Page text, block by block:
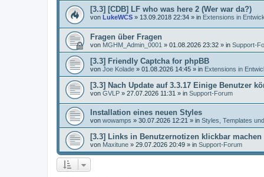
[3.3] [CDB] LF who was here 2 (Wer war da?)
von LukeWCS » 13.09.2018 22:34 » in Extensions in
Fragen über Fragen
von MGHM_Admin_0001 » 01.08.2026 23:32 » in Support-
[3.3] Friendly Captcha for phpBB
von Joe Kolade » 01.08.2026 14:45 » in Extensions in
[3.3] Nach Update auf 3.3.17 Einige Benutzer
von GVLP » 27.07.2026 11:31 » in Support-Forum
Installation eines neuen Styles
von wowamps » 30.07.2026 12:21 » in Styles, Templates
[3.3] Links in Benutzernotizen klickbar machen
von Maxitune » 29.07.2026 20:49 » in Support-Forum